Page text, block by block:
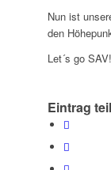
Nun ist
den
Let´s go SAV!
Eintrag